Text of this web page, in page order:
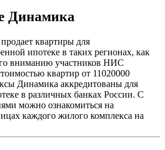
Динамика
квартиры для
ипотеке в таких регионах, как
вниманию участников НИС
квартир от 11020000
Динамика аккредитованы для
в различных банках России. С
можно ознакомиться на
каждого жилого комплекса на